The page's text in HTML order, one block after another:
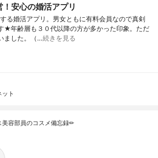
安心の婚活アプリ
る婚活アプリ。男女ともに有料会員なので真剣
★年齢層も３０代以降の方が多かった印象。ただ
ました。（…続きを見る
ト
美容部員のコスメ備忘録✏︎